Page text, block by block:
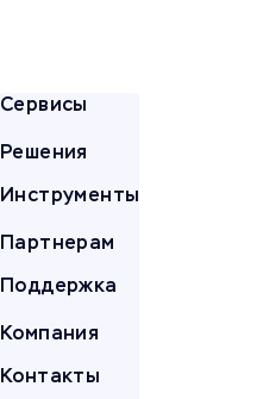
Сервисы
Решения
Инструменты
Партнерам
Поддержка
Компания
Контакты